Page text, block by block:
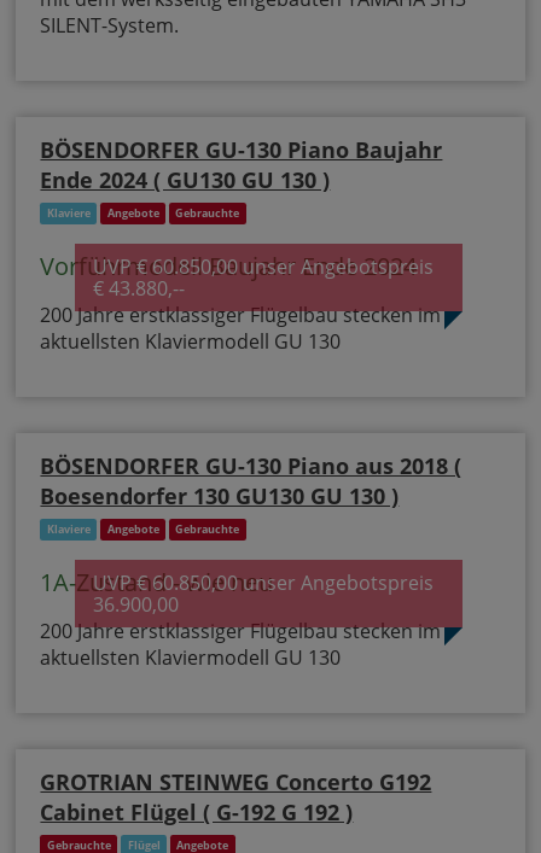
SILENT-System.
BÖSENDORFER GU-130 Piano Baujahr
Ende 2024 ( GU130 GU 130 )
Klaviere Angebote Gebrauchte
UVP € 60.850,00 unser Angebotspreis
€ 43.880,--
Vorführmodell Baujahr Ende 2024
200 Jahre erstklassiger Flügelbau stecken im
aktuellsten Klaviermodell GU 130
BÖSENDORFER GU-130 Piano aus 2018 (
Boesendorfer 130 GU130 GU 130 )
Klaviere Angebote Gebrauchte
UVP € 60.850,00 unser Angebotspreis
36.900,00
1A-Zustand - wie neu
200 Jahre erstklassiger Flügelbau stecken im
aktuellsten Klaviermodell GU 130
GROTRIAN STEINWEG Concerto G192
Cabinet Flügel ( G-192 G 192 )
Gebrauchte Flügel Angebote